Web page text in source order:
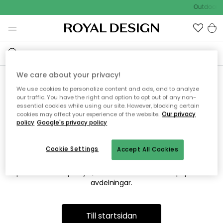
Outdoor
Vi hittar tyvärr inte sidan du
söker
Detta kan bero på att sidan inte längre finns eller att den har
flyttats. Vi ber om ursäkt för besväret. I menyn ovan kan du
avdelningar.
Till startsidan
We care about your privacy!
We use cookies to personalize content and ads, and to analyze
our traffic. You have the right and option to opt out of any non-
essential cookies while using our site. However, blocking certain
cookies may affect your experience of the website. Our privacy
policy Google's privacy policy
Accept All Cookies
Cookie Settings